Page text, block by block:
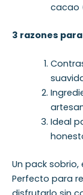
cacao
3 razones
Ideal
Un pack
Perfecto para